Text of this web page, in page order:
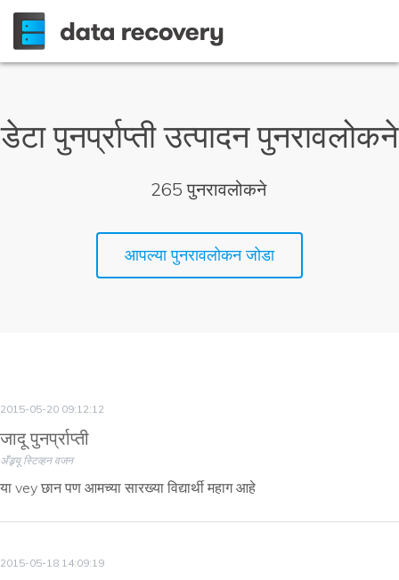
डेटा पुनर्प्राप्तीउत्पादन पुनरावलोकने
265 पुनरावलोकने
आपल्या पुनरावलोकन जोडा
2015-05-20 09:12:12
जादू पुनर्प्राप्ती
अँड्र्यू स्टिव्हन वजन
या vey छान पण आमच्या सारख्या विद्यार्थी महाग आहे
2015-05-18 14:09:19